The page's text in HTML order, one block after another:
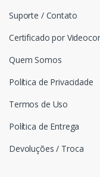
Suporte / Contato
Certificado por
Quem Somos
Política de Privacidade
Termos de Uso
Política de Entrega
Devoluções / Troca